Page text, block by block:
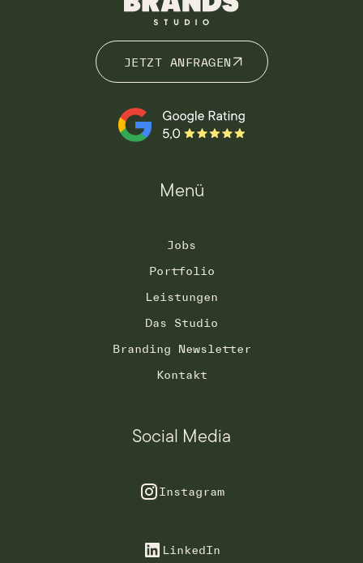
JETZT ANFRAGEN
Menü
Jobs
Portfolio
Leistungen
Das Studio
Branding Newsletter
Kontakt
Social Media
Instagram
LinkedIn